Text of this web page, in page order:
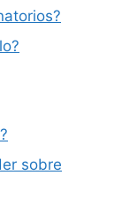
sobre